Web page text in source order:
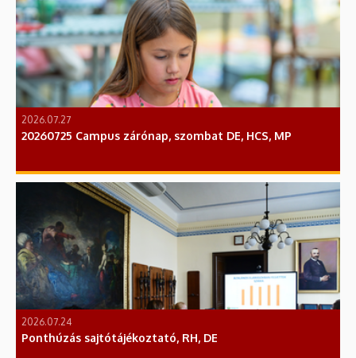
2026.07.27
20260725 Campus zárónap, szombat DE, HCS, MP
2026.07.24
Ponthúzás sajtótájékoztató, RH, DE